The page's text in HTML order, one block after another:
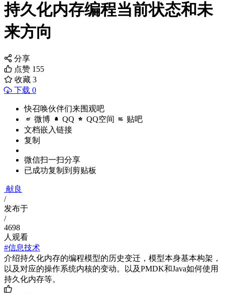
持久化内存编程当前状态和未
来方向
分享
点赞 155
收藏 3
下载 0
快召唤伙伴们来围观吧
微博 QQ QQ空间 贴吧
文档嵌入链接
复制
微信扫一扫分享
已成功复制到剪贴板
献良
/
发布于
/
4698
人观看
#信息技术
介绍持久化内存的编程模型的历史变迁，模型本身基本构架，
以及对应的操作系统内核的变动。以及PMDK和Java如何使用
持久化内存等。